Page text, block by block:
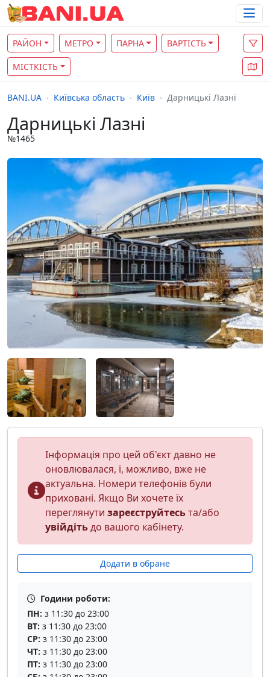
РАЙОН МЕТРО ПАРНА ВАРТІСТЬ
МІСТКІСТЬ
BANI.UA Київська область Київ Дарницькі Лазні
Дарницькі Лазні
№1465
Інформація про цей об'єкт давно не
оновлювалася, і, можливо, вже не
актуальна. Номери телефонів були
приховані. Якщо Ви хочете їх
переглянути зареєструйтесьта/або
увійдітьдо вашого кабінету.
Додати в обране
Години роботи:
ПН: з 11:30 до 23:00
ВТ: з 11:30 до 23:00
СР: з 11:30 до 23:00
ЧТ: з 11:30 до 23:00
ПТ: з 11:30 до 23:00